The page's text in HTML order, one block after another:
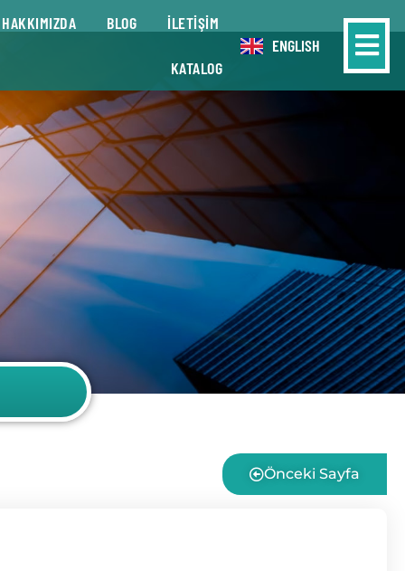
HAKKIMIZDA BLOG İLETİŞİM
KATALOG
ENGLISH
Önceki Sayfa